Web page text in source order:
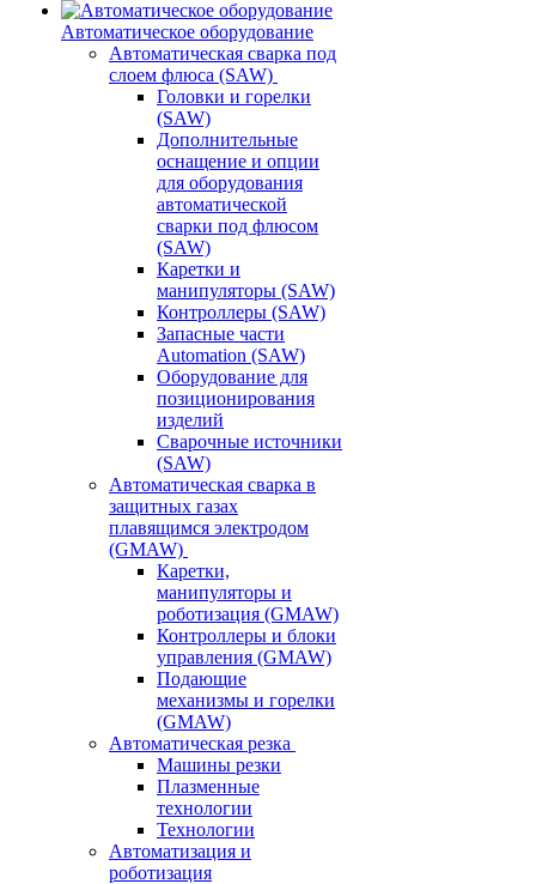
Автоматическое оборудование
Автоматическая сварка под
слоем флюса (SAW)
Головки и горелки
(SAW)
Дополнительные
оснащение и опции
для оборудования
автоматической
сварки под флюсом
(SAW)
Каретки и
манипуляторы (SAW)
Контроллеры (SAW)
Запасные части
Automation (SAW)
Оборудование для
позиционирования
изделий
Сварочные источники
(SAW)
Автоматическая сварка в
защитных газах
плавящимся электродом
(GMAW)
Каретки,
манипуляторы и
роботизация (GMAW)
Контроллеры и блоки
управления (GMAW)
Подающие
механизмы и горелки
(GMAW)
Автоматическая резка
Машины резки
Плазменные
технологии
Технологии
Автоматизация и
роботизация